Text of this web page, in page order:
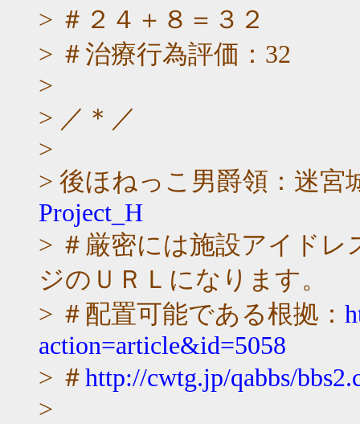
> ＃２４＋８＝３２
> ＃治療行為評価：32
>
> ／＊／
>
> 後ほねっこ男爵領：迷宮
Project_H
> ＃厳密には施設アイド
ジのＵＲＬになります。
> ＃配置可能である根拠：
action=article&id=5058
> ＃ http://cwtg.jp/qabbs/
>